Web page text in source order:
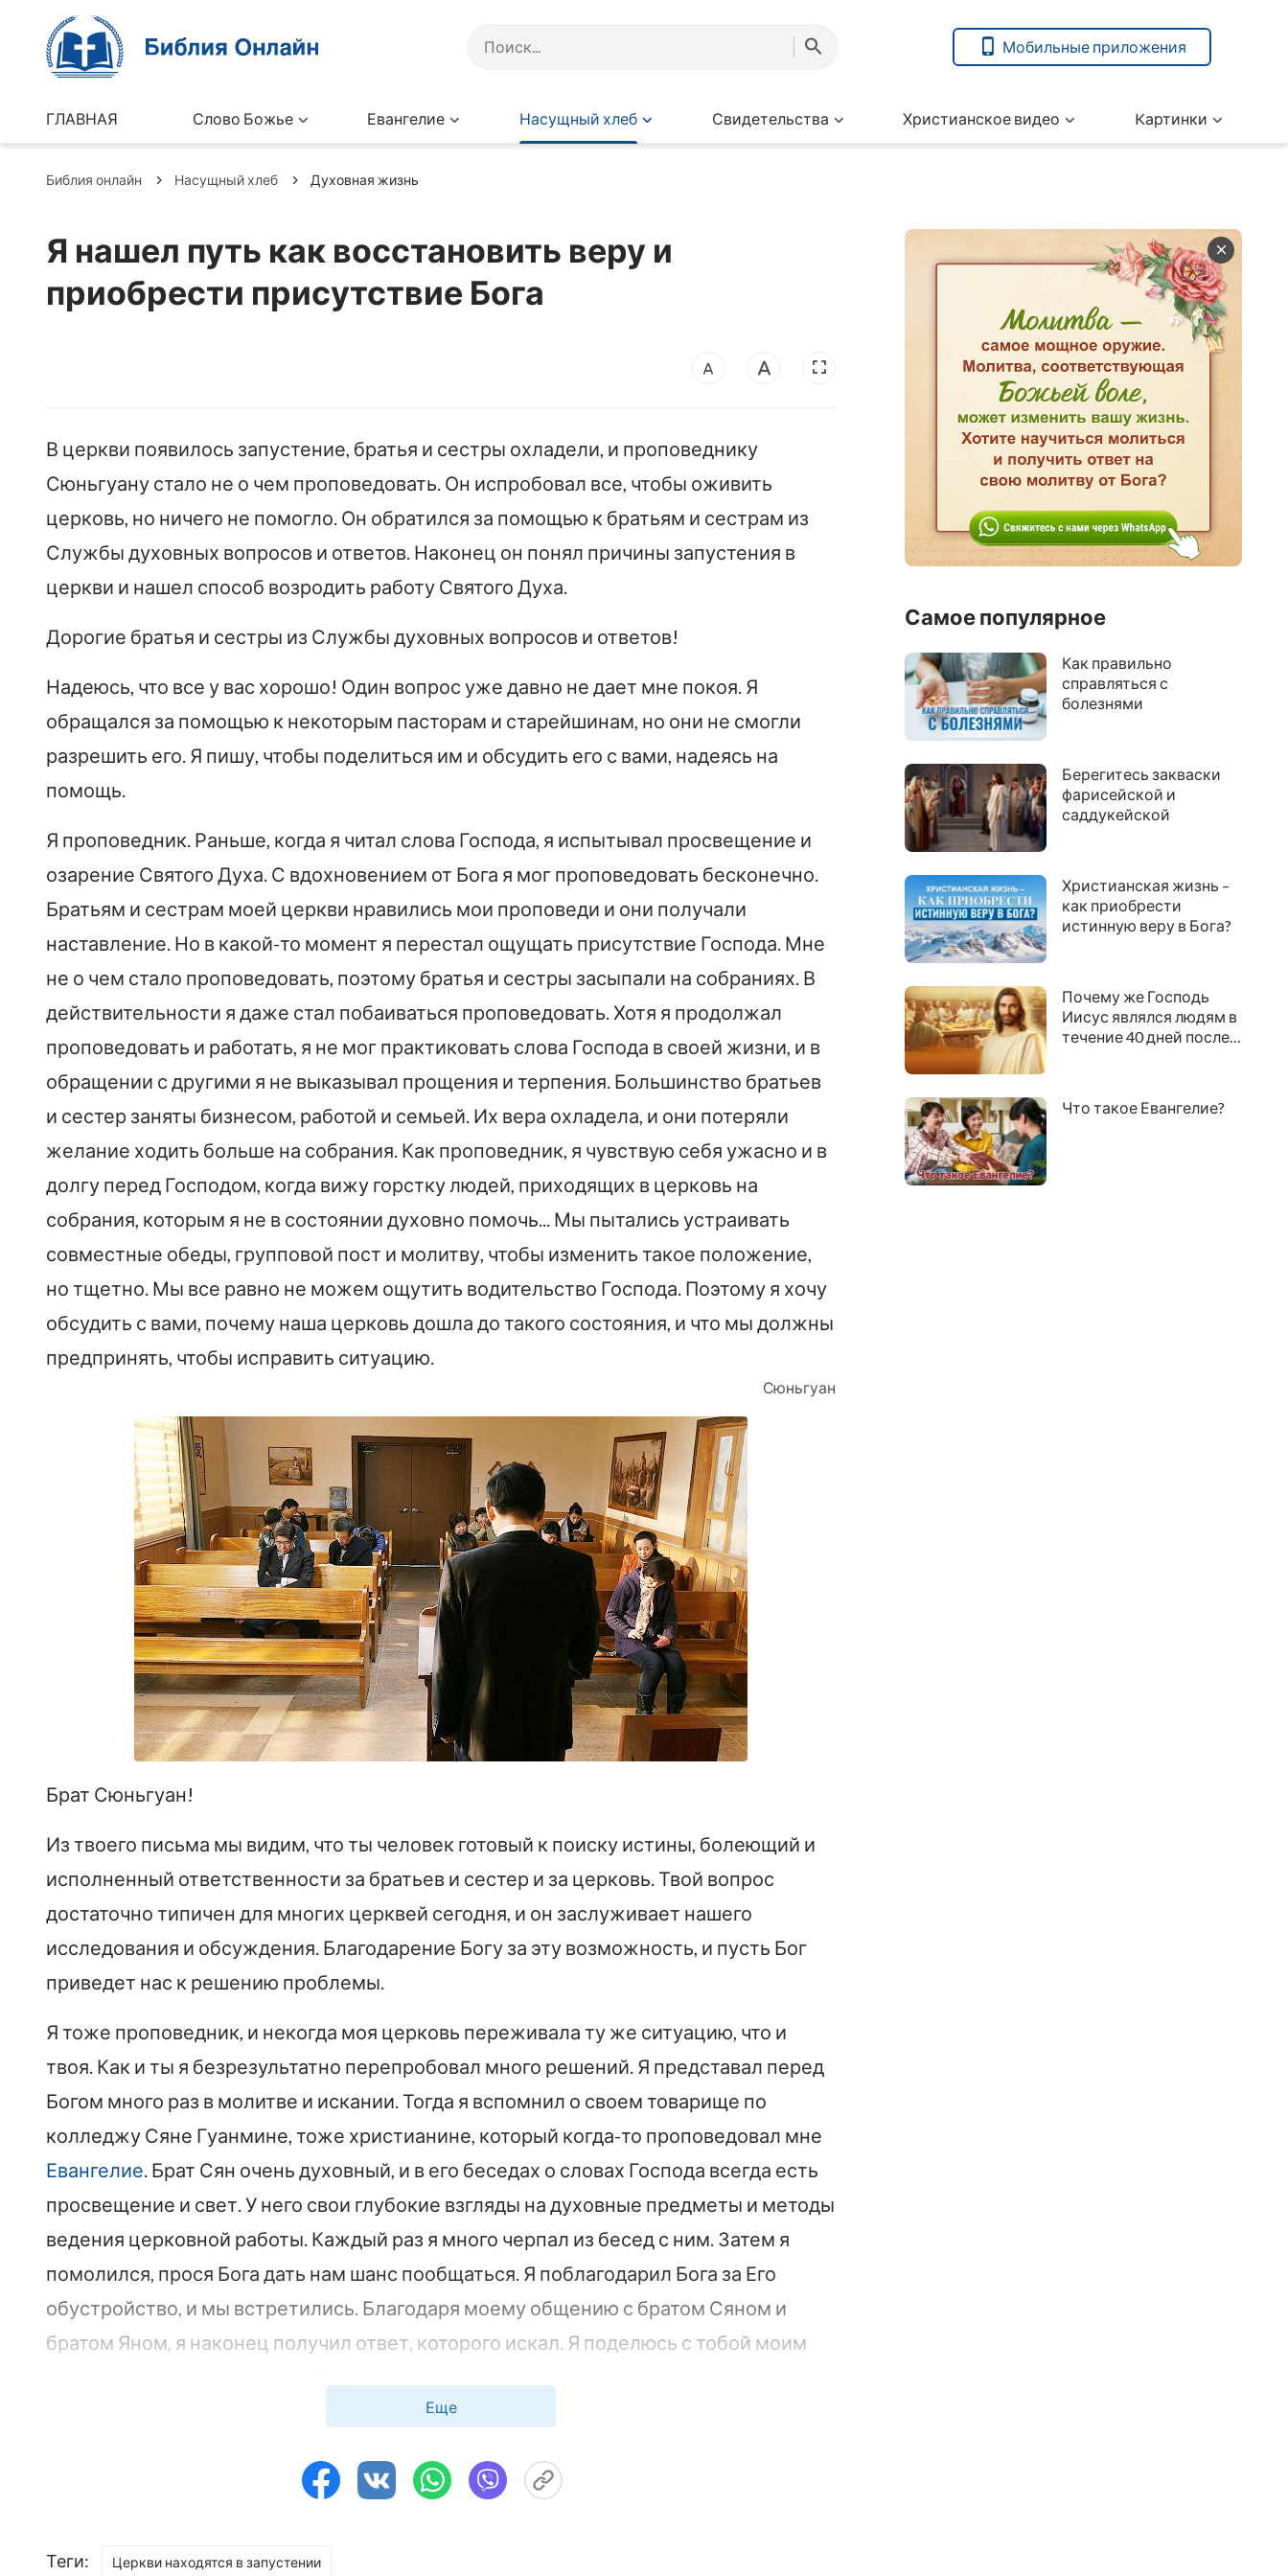
Мобильные приложения
ГЛАВНАЯ Слово Божье Евангелие Насущный хлеб Свидетельства Христианское видео Kартинки
Библия онлайн Насущный хлеб Духовная жизнь
Я нашел путь как восстановить веру и
приобрести присутствие Бога
В церкви появилось запустение, братья и сестры охладели, и проповеднику
Сюньгуану стало не о чем проповедовать. Он испробовал все, чтобы оживить
церковь, но ничего не помогло. Он обратился за помощью к братьям и сестрам из
Службы духовных вопросов и ответов. Наконец он понял причины запустения в
церкви и нашел способ возродить работу Святого Духа.
Дорогие братья и сестры из Службы духовных вопросов и ответов!
Надеюсь, что все у вас хорошо! Один вопрос уже давно не дает мне покоя. Я
обращался за помощью к некоторым пасторам и старейшинам, но они не смогли
разрешить его. Я пишу, чтобы поделиться им и обсудить его с вами, надеясь на
помощь.
Я проповедник. Раньше, когда я читал слова Господа, я испытывал просвещение и
озарение Святого Духа. С вдохновением от Бога я мог проповедовать бесконечно.
Братьям и сестрам моей церкви нравились мои проповеди и они получали
наставление. Но в какой-то момент я перестал ощущать присутствие Господа. Мне
не о чем стало проповедовать, поэтому братья и сестры засыпали на собраниях. В
действительности я даже стал побаиваться проповедовать. Хотя я продолжал
проповедовать и работать, я не мог практиковать слова Господа в своей жизни, и в
обращении с другими я не выказывал прощения и терпения. Большинство братьев
и сестер заняты бизнесом, работой и семьей. Их вера охладела, и они потеряли
желание ходить больше на собрания. Как проповедник, я чувствую себя ужасно и в
долгу перед Господом, когда вижу горстку людей, приходящих в церковь на
собрания, которым я не в состоянии духовно помочь... Мы пытались устраивать
совместные обеды, групповой пост и молитву, чтобы изменить такое положение,
но тщетно. Мы все равно не можем ощутить водительство Господа. Поэтому я хочу
обсудить с вами, почему наша церковь дошла до такого состояния, и что мы должны
предпринять, чтобы исправить ситуацию.
Сюньгуан
Брат Сюньгуан!
Из твоего письма мы видим, что ты человек готовый к поиску истины, болеющий и
исполненный ответственности за братьев и сестер и за церковь. Твой вопрос
достаточно типичен для многих церквей сегодня, и он заслуживает нашего
исследования и обсуждения. Благодарение Богу за эту возможность, и пусть Бог
приведет нас к решению проблемы.
Я тоже проповедник, и некогда моя церковь переживала ту же ситуацию, что и
твоя. Как и ты я безрезультатно перепробовал много решений. Я представал перед
Богом много раз в молитве и искании. Тогда я вспомнил о своем товарище по
колледжу Сяне Гуанмине, тоже христианине, который когда-то проповедовал мне
Евангелие. Брат Сян очень духовный, и в его беседах о словах Господа всегда есть
просвещение и свет. У него свои глубокие взгляды на духовные предметы и методы
ведения церковной работы. Каждый раз я много черпал из бесед с ним. Затем я
помолился, прося Бога дать нам шанс пообщаться. Я поблагодарил Бога за Его
обустройство, и мы встретились. Благодаря моему общению с братом Сяном и
братом Яном, я наконец получил ответ, которого искал. Я поделюсь с тобой моим
Три месяца назад брат Ян и брат Сян пришли посетить меня. Я рассказал им о своей
ситуации и о состоянии церкви. Выслушав меня брат Сян сказал: «В таком
состоянии находится не одна и не две церкви. Оно преобладает среди всей
Библии. Затем брат Сян поделился со мной некоторыми стихами: «
Еще
Теги: Церкви находятся в запустении
Самое популярное
Как правильно
справляться с
болезнями
Берегитесь закваски
фарисейской и
саддукейской
Христианская жизнь –
как приобрести
истинную веру в Бога?
Почему же Господь
Иисус являлся людям в
течение 40 дней после
Что такое Евангелие?